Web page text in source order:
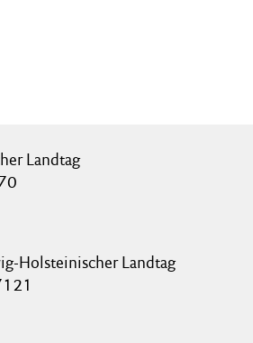
Landtag
Holsteinischer Landtag